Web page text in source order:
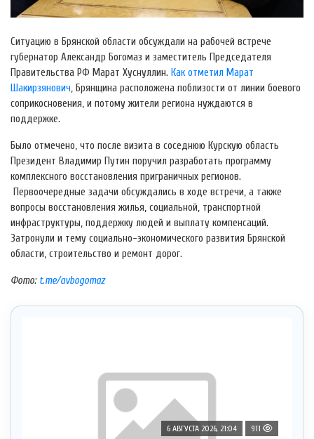
Ситуацию в Брянской области обсуждали на рабочей встрече
губернатор Александр Богомаз и заместитель Председателя
Правительства РФ Марат Хуснуллин. Как отметил Марат
Шакирзянович, Брянщина расположена поблизости от линии боевого
соприкосновения, и потому жители региона нуждаются в
поддержке.
Было отмечено, что после визита в соседнюю Курскую область
Президент Владимир Путин поручил разработать программу
комплексного восстановления приграничных регионов.
Первоочередные задачи обсуждались в ходе встречи, а также
вопросы восстановления жилья, социальной, транспортной
инфраструктуры, поддержку людей и выплату компенсаций.
Затронули и тему социально-экономического развития Брянской
области, строительство и ремонт дорог.
Фото: t.me/avbogomaz
6 АВГУСТА 2026, 21:04 911